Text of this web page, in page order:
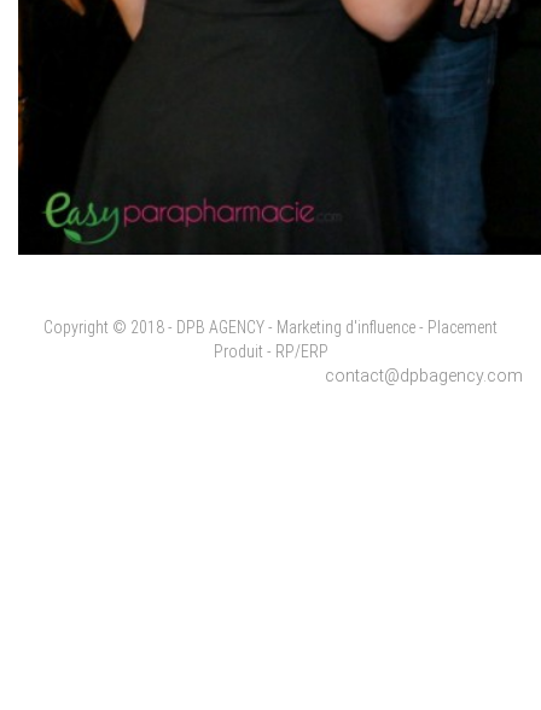
Copyright © 2018 - DPB AGENCY - Marketing d'influence - Placement
Produit - RP/ERP
contact@dpbagency.com